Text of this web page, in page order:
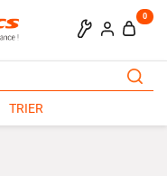
0
TRIER